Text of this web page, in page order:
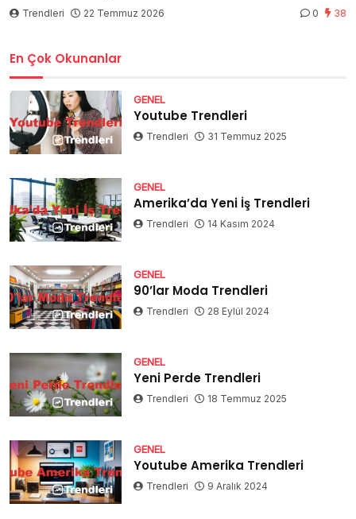
Trendleri 22 Temmuz 2026 0 38
En Çok Okunanlar
GENEL
Youtube Trendleri
Trendleri 31 Temmuz 2025
GENEL
Amerika’da Yeni İş Trendleri
Trendleri 14 Kasım 2024
GENEL
90’lar Moda Trendleri
Trendleri 28 Eylül 2024
GENEL
Yeni Perde Trendleri
Trendleri 18 Temmuz 2025
GENEL
Youtube Amerika Trendleri
Trendleri 9 Aralık 2024